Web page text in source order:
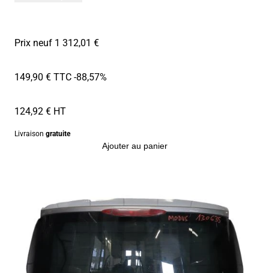
Prix neuf 1 312,01 €
149,90 € TTC-88,57%
124,92 € HT
Livraison gratuite
Ajouter au panier